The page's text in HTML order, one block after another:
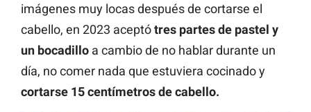
imágenes muy locas después de cortarse el
cabello, en 2023 aceptótres partes de pastel y
un bocadillo a cambio de no hablar durante un
día, no comer nada que estuviera cocinado y
cortarse 15 centímetros de cabello.